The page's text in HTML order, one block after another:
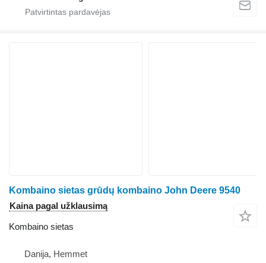
Kombaino sietas grūdų kombaino John Deere 9540
Kaina pagal užklausimą
Kombaino sietas
Danija, Hemmet